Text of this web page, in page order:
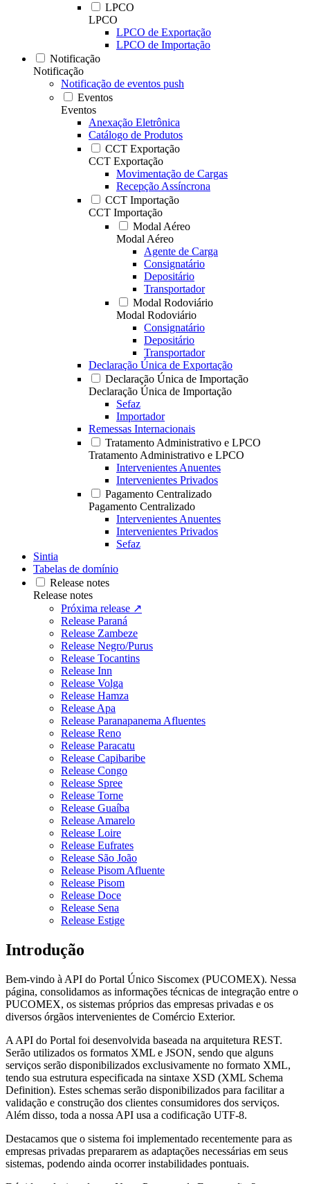
LPCO
LPCO
LPCO de Exportação
LPCO de Importação
Notificação
Notificação
Notificação de eventos push
Eventos
Eventos
Anexação Eletrônica
Catálogo de Produtos
CCT Exportação
CCT Exportação
Movimentação de Cargas
Recepção Assíncrona
CCT Importação
CCT Importação
Modal Aéreo
Modal Aéreo
Agente de Carga
Consignatário
Depositário
Transportador
Modal Rodoviário
Modal Rodoviário
Consignatário
Depositário
Transportador
Declaração Única de Exportação
Declaração Única de Importação
Declaração Única de Importação
Sefaz
Importador
Remessas Internacionais
Tratamento Administrativo e LPCO
Tratamento Administrativo e LPCO
Intervenientes Anuentes
Intervenientes Privados
Pagamento Centralizado
Pagamento Centralizado
Intervenientes Anuentes
Intervenientes Privados
Sefaz
Sintia
Tabelas de domínio
Release notes
Release notes
Próxima release ↗
Release Paraná
Release Zambeze
Release Negro/Purus
Release Tocantins
Release Inn
Release Volga
Release Hamza
Release Apa
Release Paranapanema Afluentes
Release Reno
Release Paracatu
Release Capibaribe
Release Congo
Release Spree
Release Torne
Release Guaíba
Release Amarelo
Release Loire
Release Eufrates
Release São João
Release Pisom Afluente
Release Pisom
Release Doce
Release Sena
Release Estige
Introdução
Bem-vindo à API do Portal Único Siscomex (PUCOMEX). Nessa
página, consolidamos as informações técnicas de integração entre o
PUCOMEX, os sistemas próprios das empresas privadas e os
diversos órgãos intervenientes de Comércio Exterior.
A API do Portal foi desenvolvida baseada na arquitetura REST.
Serão utilizados os formatos XML e JSON, sendo que alguns
serviços serão disponibilizados exclusivamente no formato XML,
tendo sua estrutura especificada na sintaxe XSD (XML Schema
Definition). Estes schemas serão disponibilizados para facilitar a
validação e construção dos clientes consumidores dos serviços.
Além disso, toda a nossa API usa a codificação UTF-8.
Destacamos que o sistema foi implementado recentemente para as
empresas privadas prepararem as adaptações necessárias em seus
sistemas, podendo ainda ocorrer instabilidades pontuais.